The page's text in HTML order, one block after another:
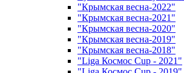
"Крымская весна-2022"
"Крымская весна-2021"
"Крымская весна-2020"
"Крымская весна-2019"
"Крымская весна-2018"
"Liga Космос Cup - 2021"